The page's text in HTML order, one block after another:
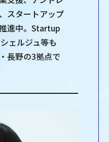
スタートアップ
進中。Startup
ェルジュ等も
長野の3拠点で